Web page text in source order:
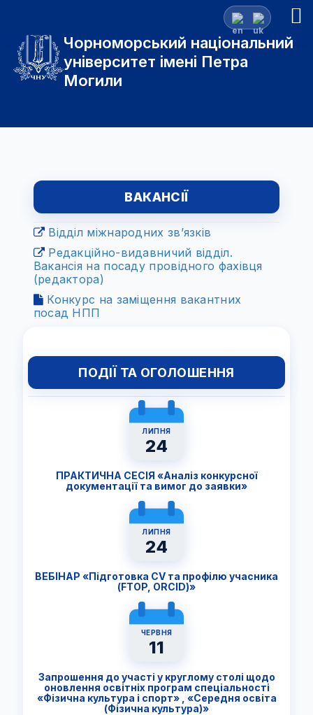
Чорноморський національний
університет імені Петра
Могили
ВАКАНСІЇ
Відділ міжнародних зв’язків
Редакційно-видавничий відділ.
Вакансія на посаду провідного фахівця
(редактора)
Конкурс на заміщення вакантних
посад НПП
ПОДІЇ ТА ОГОЛОШЕННЯ
ЛИПНЯ
24
ПРАКТИЧНА СЕСІЯ «Аналіз конкурсної
документації та вимог до заявки»
ЛИПНЯ
24
ВЕБІНАР «Підготовка CV та профілю учасника
(FTОP, ORCID)»
ЧЕРВНЯ
11
Запрошення до участі у круглому столі щодо
оновлення освітніх програм спеціальності
«Фізична культура і спорт» , «Середня освіта
(Фізична культура)»